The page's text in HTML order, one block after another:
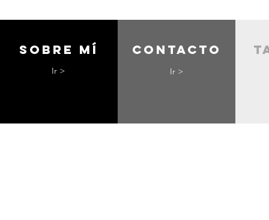
Sobre mí
Ir >
contacto
Ir >